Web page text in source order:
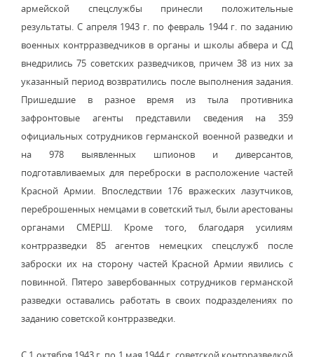
армейской спецслужбы принесли положительные
результаты. С апреля 1943 г. по февраль 1944 г. по заданию
военных контрразведчиков в органы и школы абвера и СД
внедрились 75 советских разведчиков, причем 38 из них за
указанный период возвратились после выполнения задания.
Пришедшие в разное время из тыла противника
зафронтовые агенты представили сведения на 359
официальных сотрудников германской военной разведки и
на 978 выявленных шпионов и диверсантов,
подготавливаемых для переброски в расположение частей
Красной Армии. Впоследствии 176 вражеских лазутчиков,
переброшенных немцами в советский тыл, были арестованы
органами СМЕРШ. Кроме того, благодаря усилиям
контрразведки 85 агентов немецких спецслужб после
заброски их на сторону частей Красной Армии явились с
повинной. Пятеро завербованных сотрудников германской
разведки оставались работать в своих подразделениях по
заданию советской контрразведки.